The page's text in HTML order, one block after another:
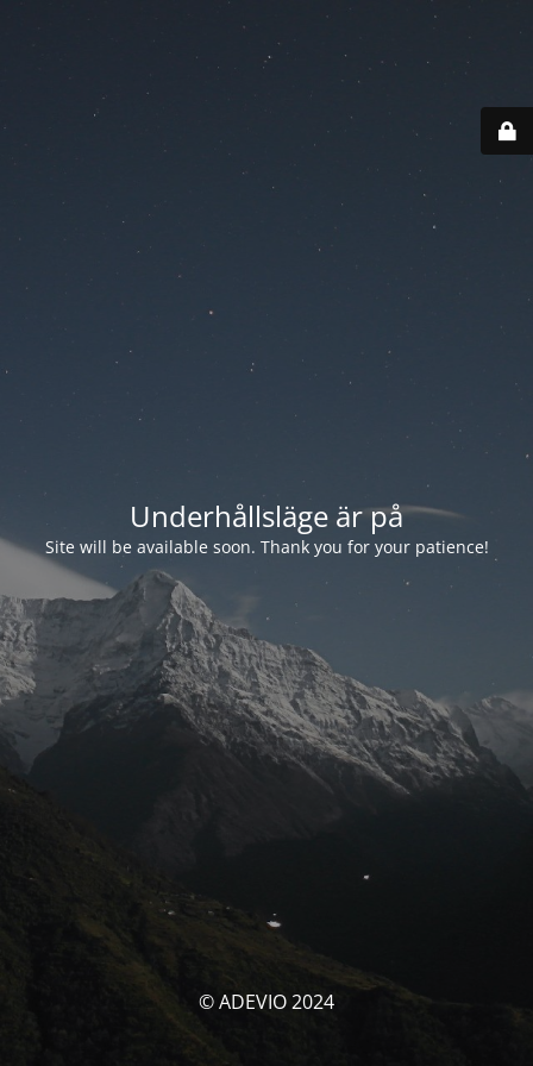
Underhållsläge är på
Site will be available soon. Thank you for your patience!
© ADEVIO 2024